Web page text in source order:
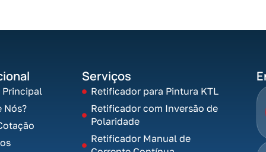
Principal
Nós?
Serviços
Retificador para Pintura KTL
Retificador com Inversão de
Polaridade
Retificador Manual de